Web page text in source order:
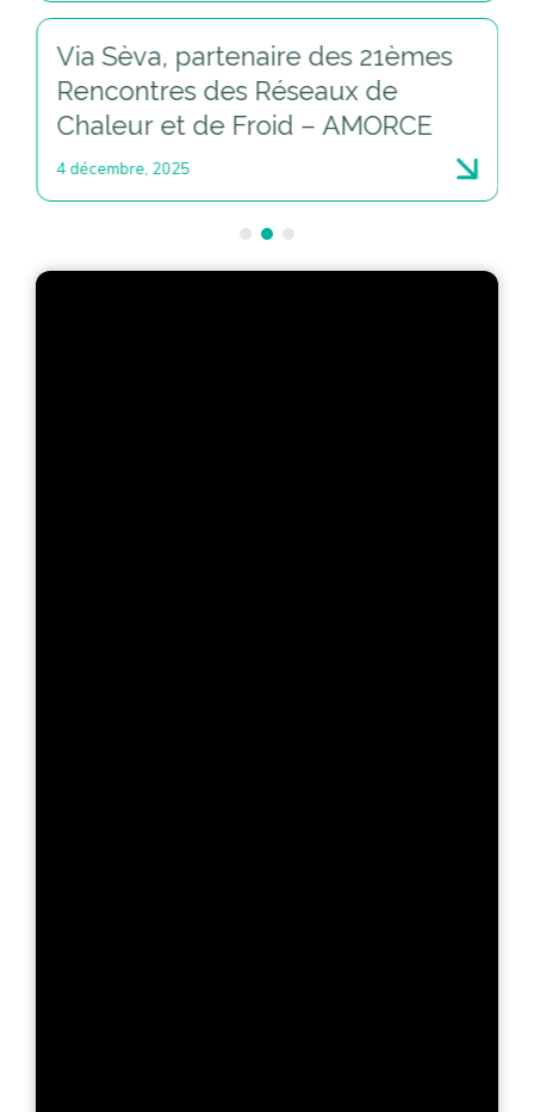
Sofia, Hugo et les réseaux –
« Construire avec la chaleur
décarbonée »
18 novembre, 2025